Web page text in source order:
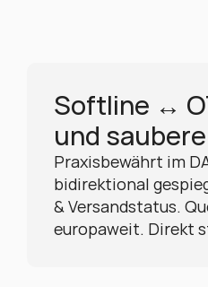
Softline ↔
und
Praxisbewährt im
bidirektional
& Versandstatus.
europaweit. Direkt